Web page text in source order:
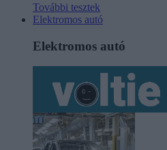
További tesztek
Elektromos autó
Elektromos autó